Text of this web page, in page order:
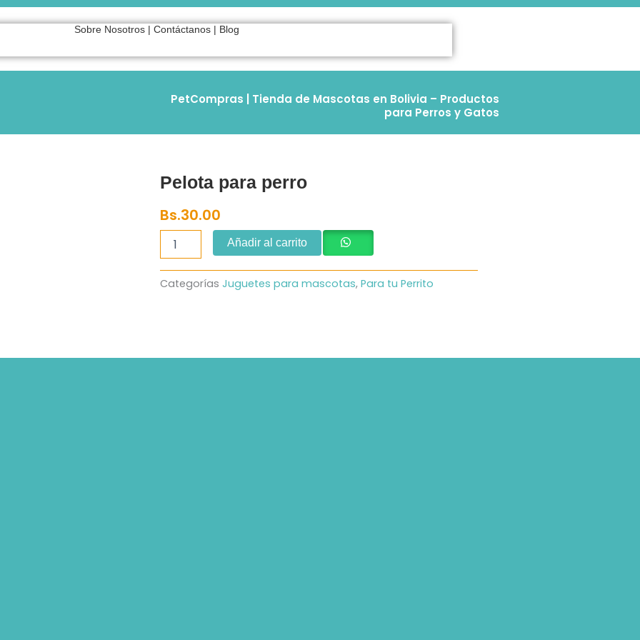
Sobre Nosotros |Contáctanos | Blog
PetCompras | Tienda de Mascotas en Bolivia – Productos
para Perros y Gatos
Pelota para perro
Bs.30.00
para
cantidad
Añadir al carrito
Categorías Juguetes para mascotas, Para tu Perrito